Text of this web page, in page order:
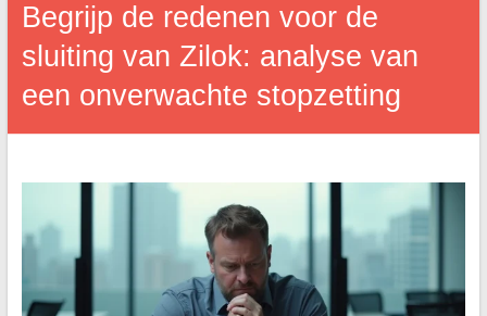
Begrijp de redenen voor de
sluiting van Zilok: analyse van
een onverwachte stopzetting